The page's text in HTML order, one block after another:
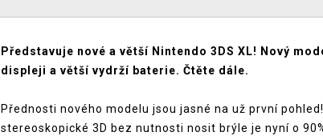
Představuje nové a větší Nintendo 3DS XL! Nový
displeji a větší vydrží baterie. Čtěte dále.
Přednosti nového modelu jsou jasné na už první
stereoskopické 3D bez nutnosti nosit brýle je nyní o